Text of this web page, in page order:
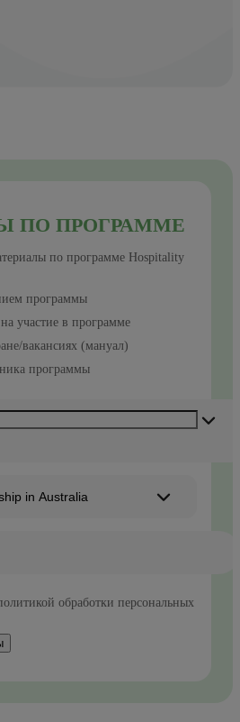
ПО ПРОГРАММЕ
по программе Hospitality
программы
участие в программе
вакансиях (мануал)
программы
in Australia
обработки персональных